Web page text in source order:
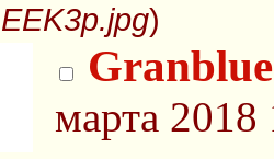
)
марта 2018